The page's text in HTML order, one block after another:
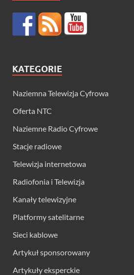
KATEGORIE
Naziemna Telewizja Cyfrowa
Oferta NTC
Naziemne Radio Cyfrowe
Stacje radiowe
Telewizja internetowa
Radiofonia i Telewizja
Kanały telewizyjne
Platformy satelitarne
Sieci kablowe
Artykuł sponsorowany
Artykuły eksperckie